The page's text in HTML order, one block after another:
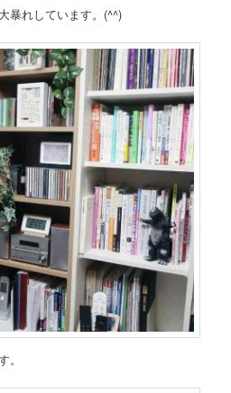
暴れしています。(^^)